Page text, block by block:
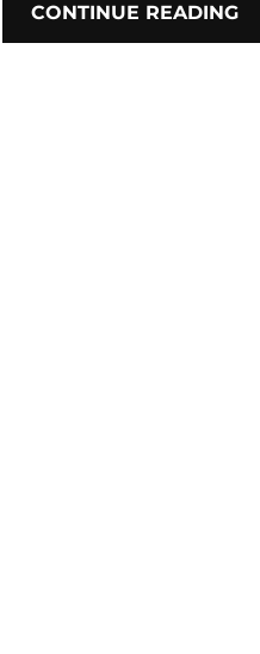
CONTINUE READING